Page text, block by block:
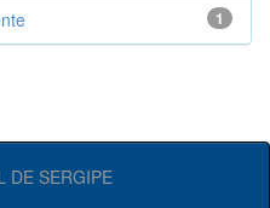
1
DE SERGIPE